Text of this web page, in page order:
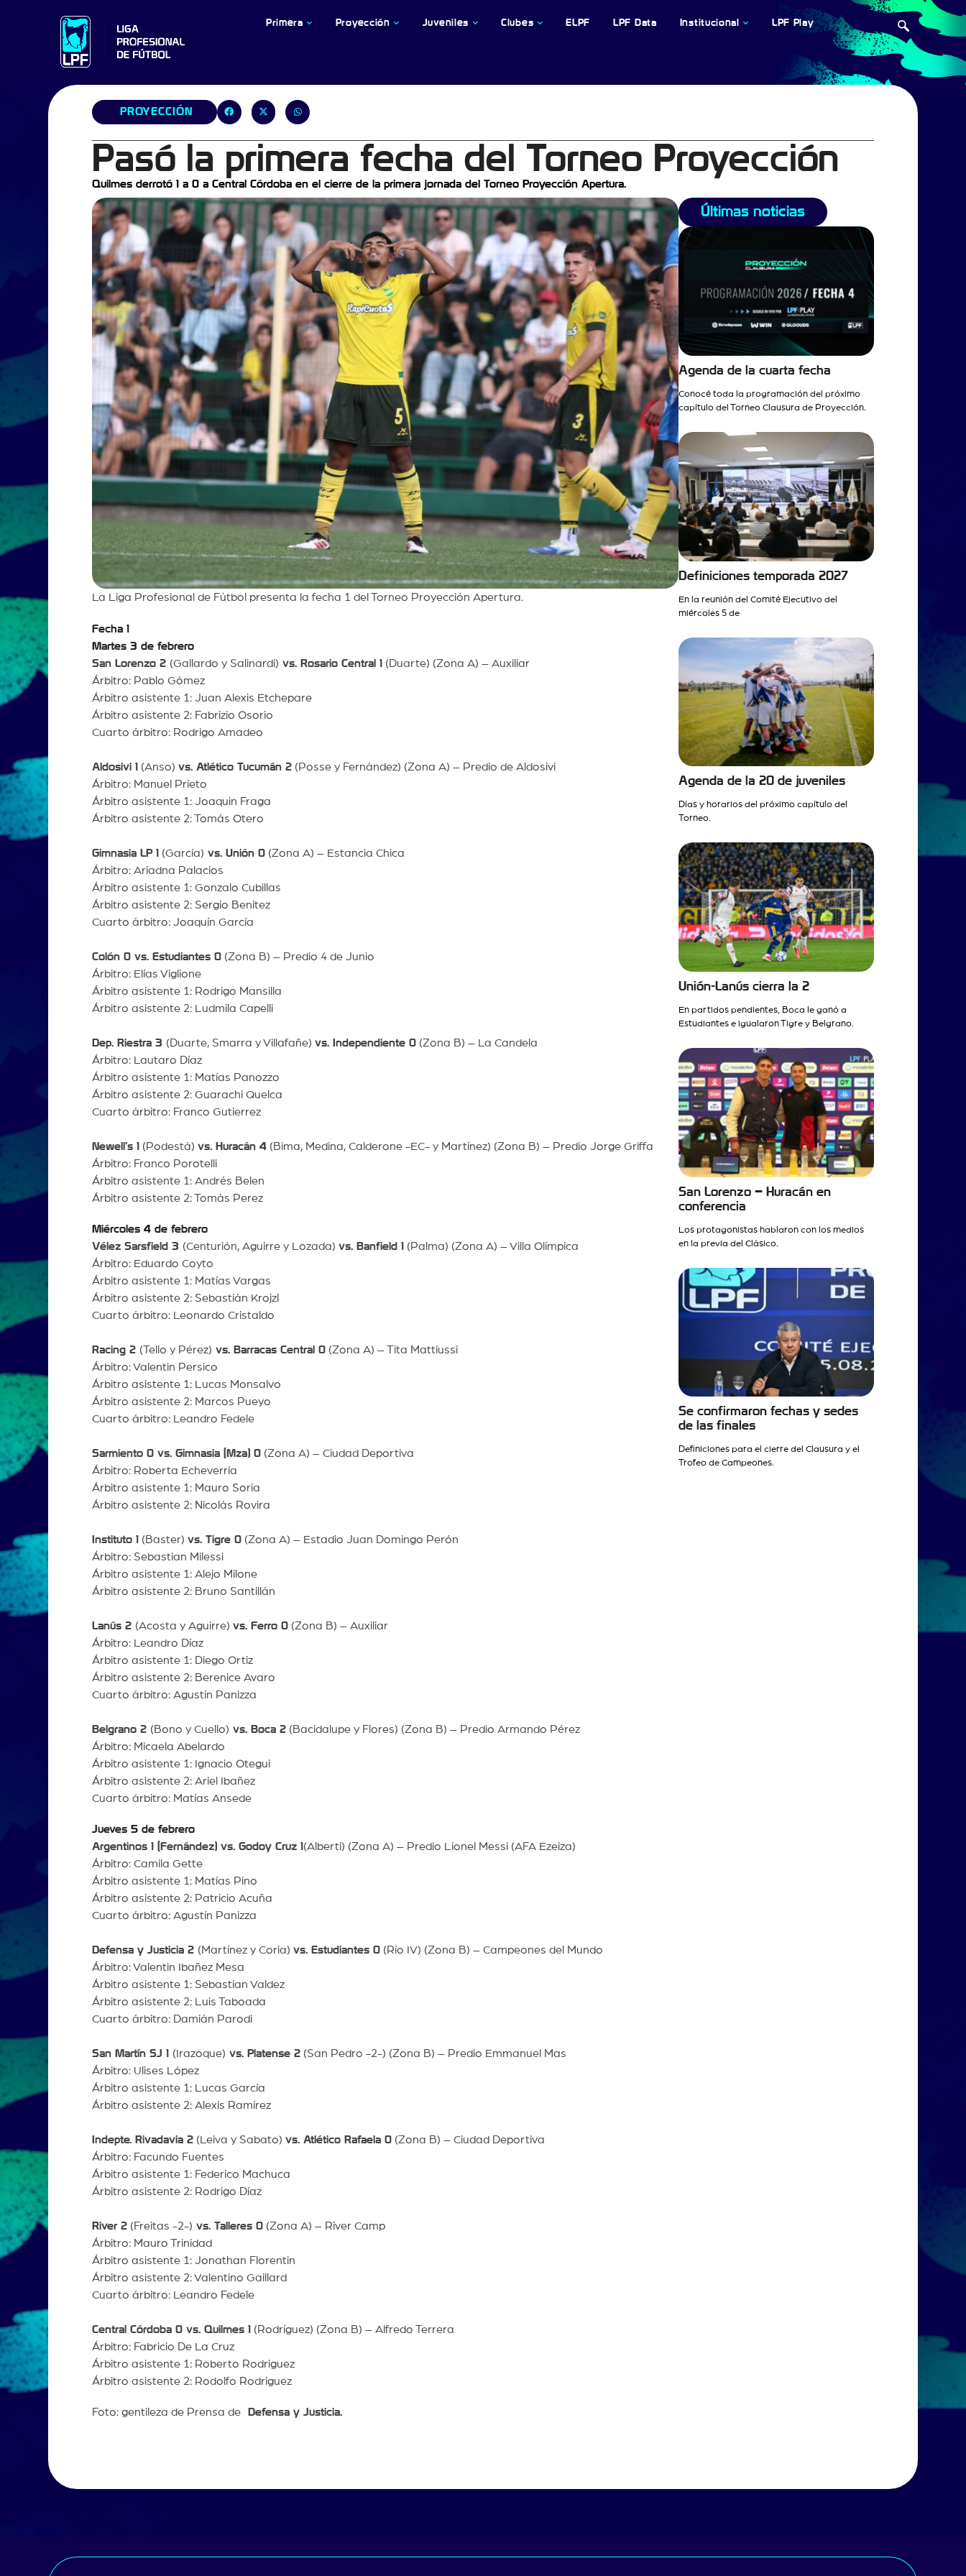
Primera Proyección Juveniles Clubes ELPF LPF Data Institucional LPF Play
PROYECCIÓN
Pasó la primera fecha del Torneo Proyección
Quilmes derrotó 1 a 0 a Central Córdoba en el cierre de la primera jornada del Torneo Proyección Apertura.
La Liga Profesional de Fútbol presenta la fecha 1 del Torneo Proyección Apertura.
Fecha 1
Martes 3 de febrero
San Lorenzo 2 (Gallardo y Salinardi) vs. Rosario Central 1(Duarte) (Zona A) – Auxiliar
Árbitro: Pablo Gómez
Árbitro asistente 1: Juan Alexis Etchepare
Árbitro asistente 2: Fabrizio Osorio
Cuarto árbitro: Rodrigo Amadeo
Aldosivi 1(Anso) vs. Atlético Tucumán 2(Posse y Fernández) (Zona A) – Predio de Aldosivi
Árbitro: Manuel Prieto
Árbitro asistente 1: Joaquin Fraga
Árbitro asistente 2: Tomás Otero
Gimnasia LP 1(García) vs. Unión 0(Zona A) – Estancia Chica
Árbitro: Ariadna Palacios
Árbitro asistente 1: Gonzalo Cubillas
Árbitro asistente 2: Sergio Benitez
Cuarto árbitro: Joaquín García
Colón 0 vs. Estudiantes 0(Zona B) – Predio 4 de Junio
Árbitro: Elías Viglione
Árbitro asistente 1: Rodrigo Mansilla
Árbitro asistente 2: Ludmila Capelli
Dep. Riestra 3 (Duarte, Smarra y Villafañe) vs. Independiente 0(Zona B) – La Candela
Árbitro: Lautaro Díaz
Árbitro asistente 1: Matías Panozzo
Árbitro asistente 2: Guarachi Quelca
Cuarto árbitro: Franco Gutierrez
Newell’s 1(Podestá) vs. Huracán 4(Bima, Medina, Calderone -EC- y Martínez) (Zona B) – Predio Jorge Griffa
Árbitro: Franco Porotelli
Árbitro asistente 1: Andrés Belen
Árbitro asistente 2: Tomás Perez
Miércoles 4 de febrero
Vélez Sarsfield 3 (Centurión, Aguirre y Lozada) vs. Banfield 1 (Palma) (Zona A) – Villa Olímpica
Árbitro: Eduardo Coyto
Árbitro asistente 1: Matías Vargas
Árbitro asistente 2: Sebastián Krojzl
Cuarto árbitro: Leonardo Cristaldo
Racing 2 (Tello y Pérez) vs. Barracas Central 0(Zona A) – Tita Mattiussi
Árbitro: Valentin Persico
Árbitro asistente 1: Lucas Monsalvo
Árbitro asistente 2: Marcos Pueyo
Cuarto árbitro: Leandro Fedele
Sarmiento 0 vs. Gimnasia (Mza) 0(Zona A) – Ciudad Deportiva
Árbitro: Roberta Echeverría
Árbitro asistente 1: Mauro Soria
Árbitro asistente 2: Nicolás Rovira
Instituto 1 (Baster) vs. Tigre 0(Zona A) – Estadio Juan Domingo Perón
Árbitro: Sebastian Milessi
Árbitro asistente 1: Alejo Milone
Árbitro asistente 2: Bruno Santillán
Lanús 2 (Acosta y Aguirre) vs. Ferro 0(Zona B) – Auxiliar
Árbitro: Leandro Díaz
Árbitro asistente 1: Diego Ortiz
Árbitro asistente 2: Berenice Avaro
Cuarto árbitro: Agustín Panizza
Belgrano 2 (Bono y Cuello) vs. Boca 2(Bacidalupe y Flores) (Zona B) – Predio Armando Pérez
Árbitro: Micaela Abelardo
Árbitro asistente 1: Ignacio Otegui
Árbitro asistente 2: Ariel Ibañez
Cuarto árbitro: Matías Ansede
Jueves 5 de febrero
Argentinos 1 (Fernández) vs. Godoy Cruz 1(Alberti) (Zona A) – Predio Lionel Messi (AFA Ezeiza)
Árbitro: Camila Gette
Árbitro asistente 1: Matías Pino
Árbitro asistente 2: Patricio Acuña
Cuarto árbitro: Agustín Panizza
Defensa y Justicia 2 (Martínez y Coria) vs. Estudiantes 0(Río IV) (Zona B) – Campeones del Mundo
Árbitro: Valentin Ibañez Mesa
Árbitro asistente 1: Sebastian Valdez
Árbitro asistente 2: Luis Taboada
Cuarto árbitro: Damián Parodi
San Martín SJ 1 (Irazoque) vs. Platense 2(San Pedro -2-) (Zona B) – Predio Emmanuel Mas
Árbitro: Ulises López
Árbitro asistente 1: Lucas García
Árbitro asistente 2: Alexis Ramírez
Indepte. Rivadavia 2(Leiva y Sabato) vs. Atlético Rafaela 0(Zona B) – Ciudad Deportiva
Árbitro: Facundo Fuentes
Árbitro asistente 1: Federico Machuca
Árbitro asistente 2: Rodrigo Díaz
River 2(Freitas -2-) vs. Talleres 0(Zona A) – River Camp
Árbitro: Mauro Trinidad
Árbitro asistente 1: Jonathan Florentin
Árbitro asistente 2: Valentino Gaillard
Cuarto árbitro: Leandro Fedele
Central Córdoba 0 vs. Quilmes 1 (Rodríguez) (Zona B) – Alfredo Terrera
Árbitro: Fabricio De La Cruz
Árbitro asistente 1: Roberto Rodriguez
Árbitro asistente 2: Rodolfo Rodriguez
Foto: gentileza de Prensa de Defensa y Justicia.
Últimas noticias
Agenda de la cuarta fecha
Conocé toda la programación del próximo
capítulo del Torneo Clausura de Proyección.
Definiciones temporada 2027
En la reunión del Comité Ejecutivo del
miércoles 5 de
Agenda de la 20 de juveniles
Días y horarios del próximo capítulo del
Torneo.
Unión-Lanús cierra la 2
En partidos pendientes, Boca le ganó a
Estudiantes e igualaron Tigre y Belgrano.
San Lorenzo – Huracán en
conferencia
Los protagonistas hablaron con los medios
en la previa del Clásico.
Se confirmaron fechas y sedes
de las finales
Definiciones para el cierre del Clausura y el
Trofeo de Campeones.